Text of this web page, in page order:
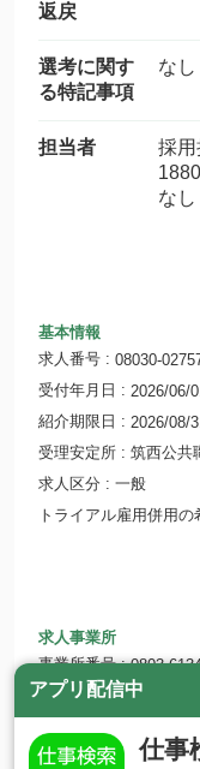
返戻
選考に関す
る特記事項
なし
担当者
採
なし
基本情報
求人番号
08030-
受付年月日
2026/06/
紹介期限日
2026/08/
受理安定所
筑西公共
求人区分
一般
トライアル雇用併用の
求人事業所
事業所番号
0803-
事業所名
社会福祉法
〒308-0008
ホームページ
https://
アプリ配信中
仕事